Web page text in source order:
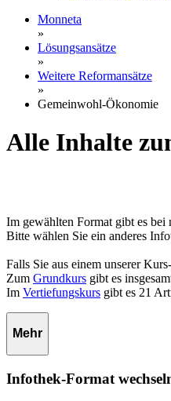
Monneta
»
Lösungsansätze
»
Weitere Reformansätze
»
Gemeinwohl-Ökonomie
Alle Inhalte
Im gewählten Format gibt es
Bitte wählen Sie ein anderes
Falls Sie aus einem unserer
Zum Grundkurs gibt es
Im Vertiefungskurs gibt es 21
Mehr
Infothek-Format